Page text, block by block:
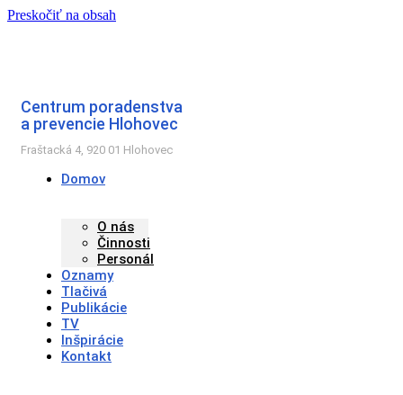
Preskočiť na obsah
Centrum poradenstva
a prevencie Hlohovec
Fraštacká 4, 920 01 Hlohovec
Domov
O nás
Činnosti
Personál
Oznamy
Tlačivá
Publikácie
TV
Inšpirácie
Kontakt